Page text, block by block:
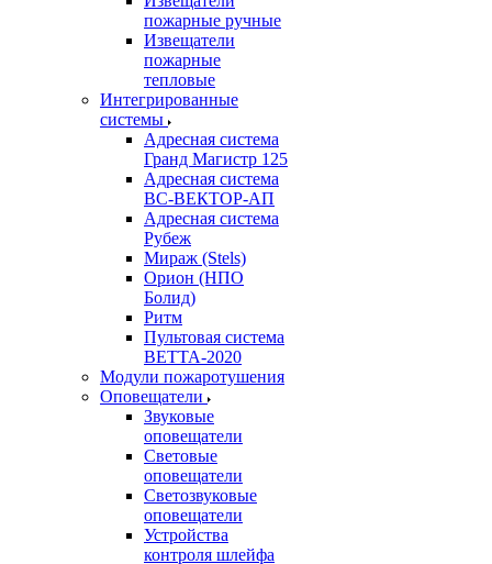
пожарные ручные
Извещатели
пожарные
тепловые
Интегрированные
системы
Адресная система
Гранд Магистр 125
Адресная система
ВС-ВЕКТОР-АП
Адресная система
Рубеж
Мираж (Stels)
Орион (НПО
Болид)
Ритм
Пультовая система
ВЕТТА-2020
Модули пожаротушения
Оповещатели
Звуковые
оповещатели
Световые
оповещатели
Светозвуковые
оповещатели
Устройства
контроля шлейфа